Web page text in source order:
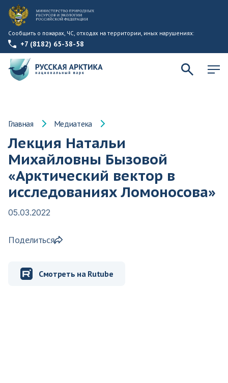
Сообщить о пожарах, ЧС, отходах на территории, иных нарушениях:
+7 (8182) 65-38-58
Главная Медиатека
Лекция Натальи
Михайловны Бызовой
«Арктический вектор в
исследованиях Ломоносова»
05.03.2022
Поделиться
Смотреть на Rutube